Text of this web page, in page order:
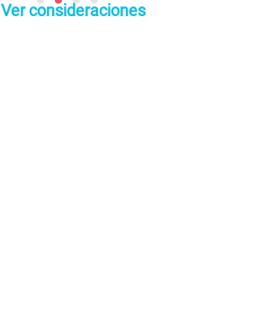
Ver consideraciones